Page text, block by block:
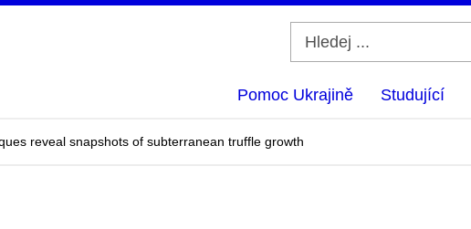
Pomoc Ukrajině Studující
reveal snapshots of subterranean truffle growth